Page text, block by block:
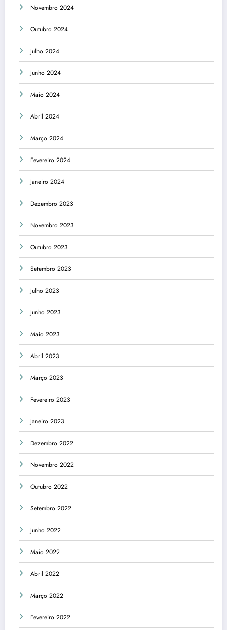
Novembro 2024
Outubro 2024
Julho 2024
Junho 2024
Maio 2024
Abril 2024
Março 2024
Fevereiro 2024
Janeiro 2024
Dezembro 2023
Novembro 2023
Outubro 2023
Setembro 2023
Julho 2023
Junho 2023
Maio 2023
Abril 2023
Março 2023
Fevereiro 2023
Janeiro 2023
Dezembro 2022
Novembro 2022
Outubro 2022
Setembro 2022
Junho 2022
Maio 2022
Abril 2022
Março 2022
Fevereiro 2022